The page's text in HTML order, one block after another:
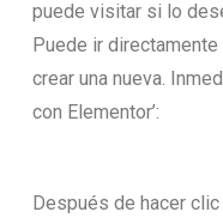
puede visitar si lo
Puede ir
crear una nueva.
con Elementor’:
Después de hacer